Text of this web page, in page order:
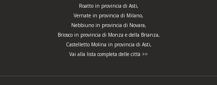
Roatto in provincia di Asti,
Vernate in provincia di Milano,
Nebbiuno in provincia di Novara,
Briosco in provincia di Monza e della Brianza,
Castelletto Molina in provincia di Asti,
Vai alla lista completa delle città >>